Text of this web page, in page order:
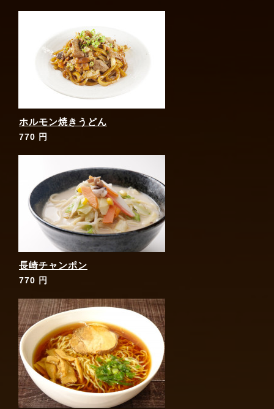
ホルモン焼きうどん
770 円
長崎チャンポン
770 円